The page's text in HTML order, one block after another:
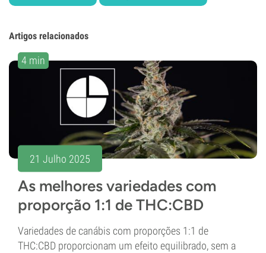
Artigos relacionados
4 min
21 Julho 2025
As melhores variedades com
proporção 1:1 de THC:CBD
Variedades de canábis com proporções 1:1 de
THC:CBD proporcionam um efeito equilibrado, sem a